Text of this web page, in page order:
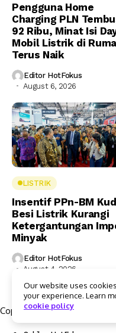
Pengguna Home
Charging PLN
92 Ribu, Minat Isi
Mobil Listrik di
Terus Naik
Editor HotFokus
August 6, 2026
LISTRIK
Insentif PPn-BM
Besi Listrik Kurangi
Ketergantungan
Minyak
Editor HotFokus
August 4, 2026
Copyright © 2025
Our website uses
your experience. Learn
cookie policy